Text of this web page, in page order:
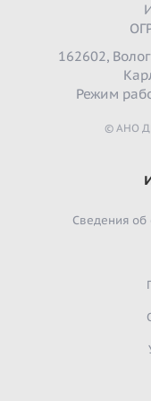
162602,
Режим
© АНО
Сведения об